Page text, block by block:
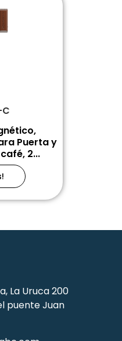
Puerta y
2...
La Uruca 200
puente Juan